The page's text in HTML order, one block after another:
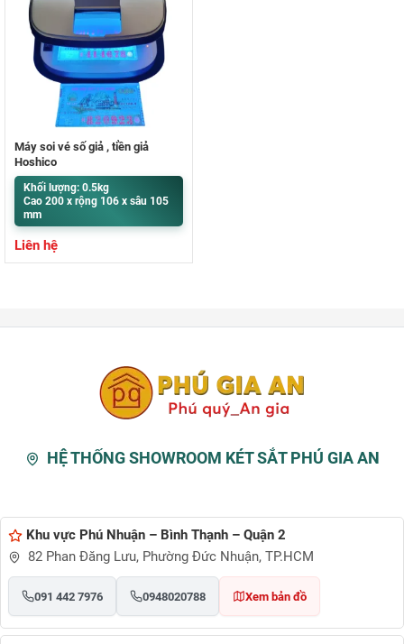
Máy soi vé số giả , tiền giả
Hoshico
Khối lượng: 0.5kg
Cao 200 x rộng 106 x sâu 105
mm
Liên hệ
HỆ THỐNG SHOWROOM KÉT SẮT PHÚ GIA AN
Khu vực Phú Nhuận – Bình Thạnh – Quận 2
82 Phan Đăng Lưu, Phường Đức Nhuận, TP.HCM
091 442 7976 0948020788 Xem bản đồ